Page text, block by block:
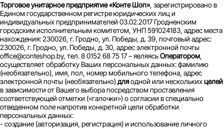
Торговое унитарное предприятие «Конте Шоп», зарегистрировано в
Едином государственном регистре юридических лиц и
индивидуальных предпринимателей 03.02.2017 Гродненским
городским исполнительным комитетом, УНП 591024183, адрес места
нахождения: 230026, г. Гродно, ул. Победы, д. 39, почтовый адрес:
230026, г. Гродно, ул. Победы, д. 30, адрес электронной почты
office@conteshop.by, тел. 8 0152 68 75 17 – являясьОператором,
осуществляет обработку Ваших персональных данных: фамилию
(необязательно), имя, пол, номер мобильного телефона, адрес
электронной почты (необязательно)дляодной или несколькихцелей
в зависимости от Вашего выбора посредством проставления
соответствующей отметки («галочки») о согласии в специально
отведенном поле напротив конкретной цели обработки
персональных данных:
- создание (авторизация, регистрация) и использование личного